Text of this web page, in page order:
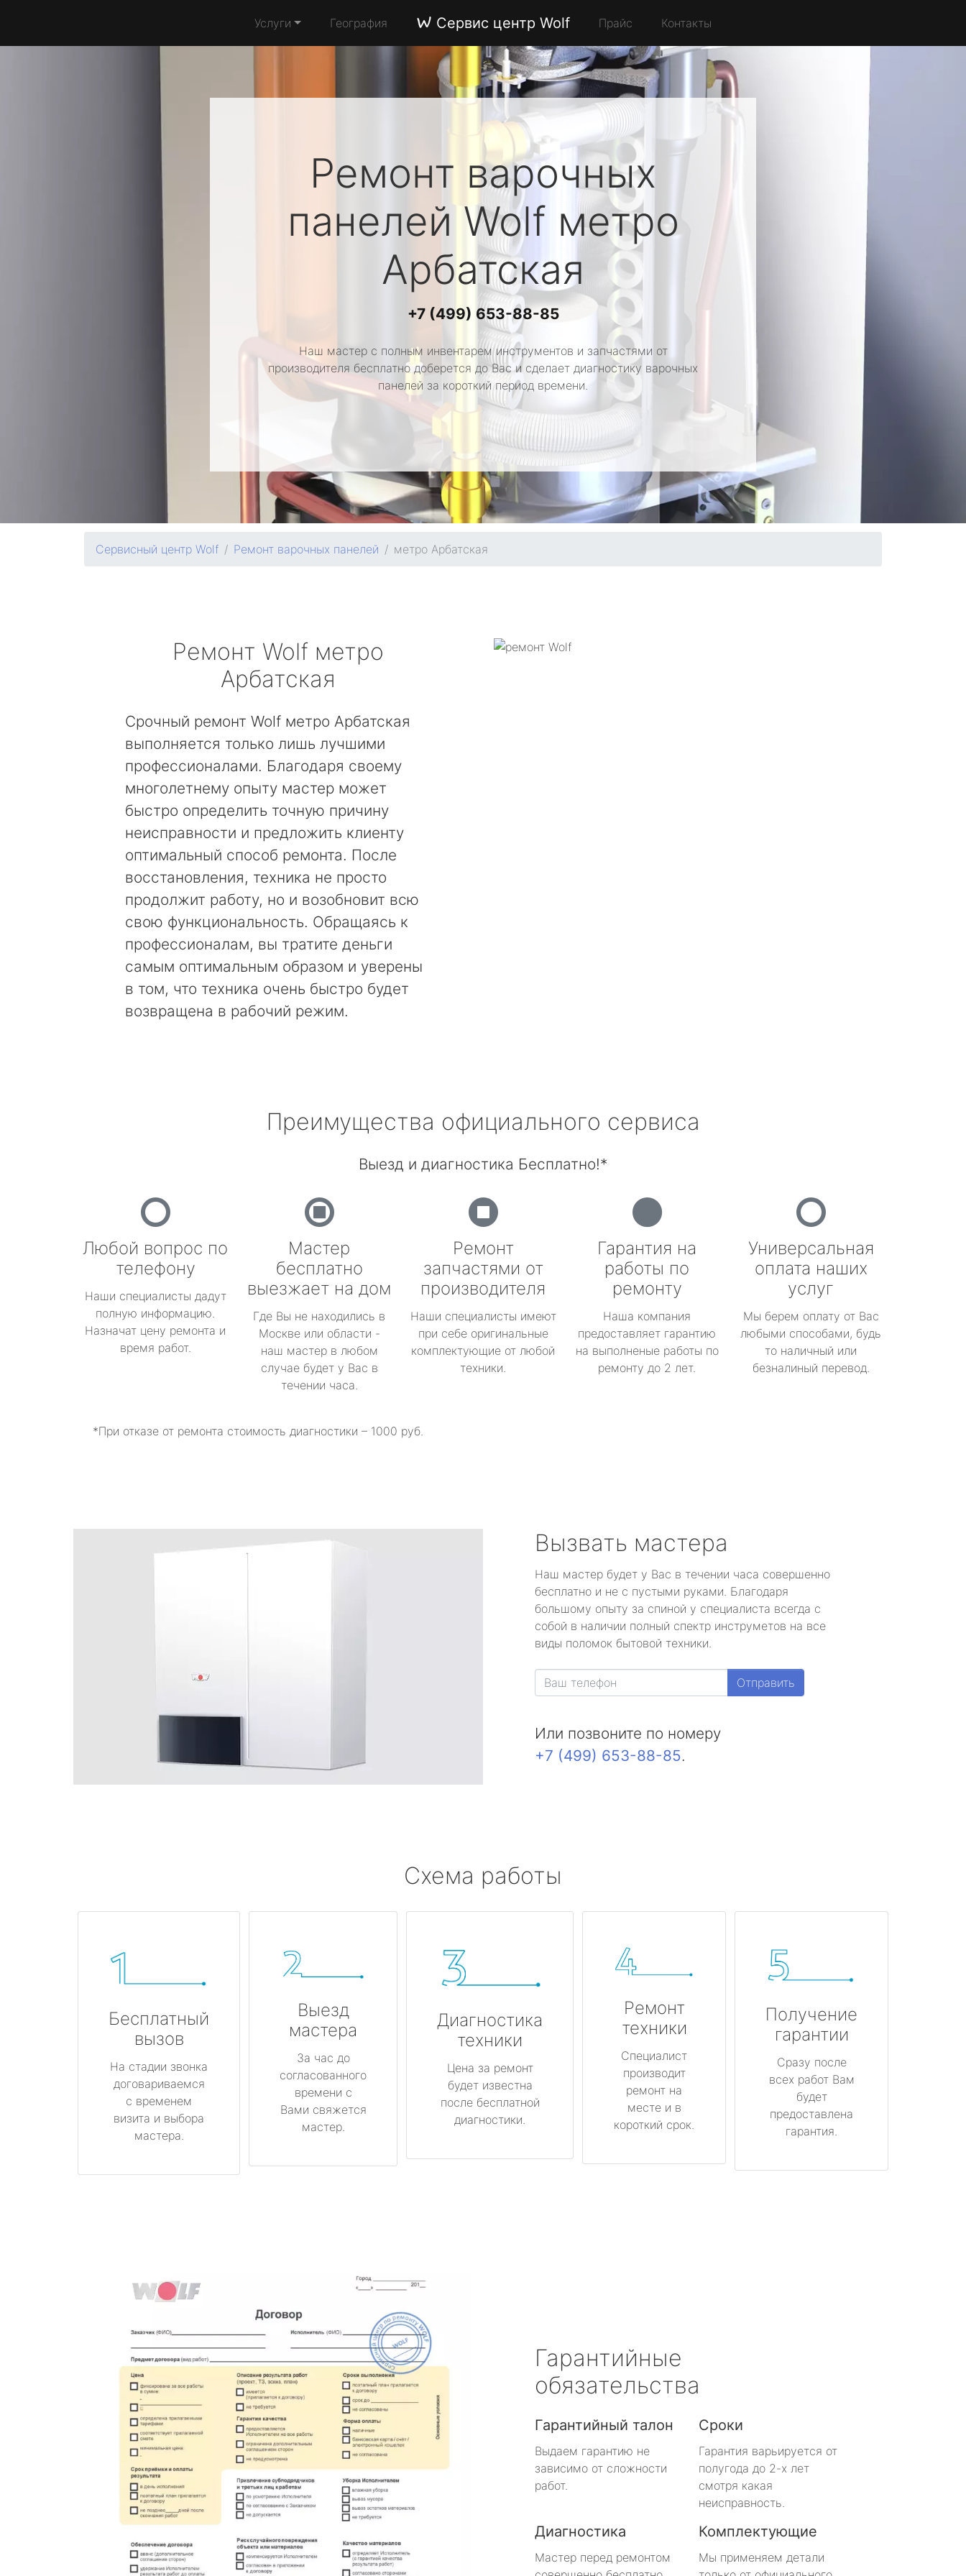
Услуги География Сервис центр Wolf Прайс Контакты
Ремонт варочных
панелей Wolf метро
Арбатская
+7 (499) 653-88-85
Наш мастер с полным инвентарем инструментов и запчастями от
производителя бесплатно доберется до Вас и сделает диагностику варочных
панелей за короткий период времени.
Сервисный центр Wolf Ремонт варочных панелей метро Арбатская
Ремонт Wolf метро
Арбатская
Срочный ремонт Wolf метро Арбатская
выполняется только лишь лучшими
профессионалами. Благодаря своему
многолетнему опыту мастер может
быстро определить точную причину
неисправности и предложить клиенту
оптимальный способ ремонта. После
восстановления, техника не просто
продолжит работу, но и возобновит всю
свою функциональность. Обращаясь к
профессионалам, вы тратите деньги
самым оптимальным образом и уверены
в том, что техника очень быстро будет
возвращена в рабочий режим.
Преимущества официального сервиса
Выезд и диагностика Бесплатно!*
Любой вопрос по
телефону
Наши специалисты дадут
полную информацию.
Назначат цену ремонта и
время работ.
Мастер
бесплатно
выезжает на дом
Где Вы не находились в
Москве или области -
наш мастер в любом
случае будет у Вас в
течении часа.
Ремонт
запчастями от
производителя
Наши специалисты имеют
при себе оригинальные
комплектующие от любой
техники.
Гарантия на
работы по
ремонту
Наша компания
предоставляет гарантию
на выполненые работы по
ремонту до 2 лет.
Универсальная
оплата наших
услуг
Мы берем оплату от Вас
любыми способами, будь
то наличный или
безналиный перевод.
*При отказе от ремонта стоимость диагностики – 1000 руб.
Вызвать мастера
Наш мастер будет у Вас в течении часа совершенно
бесплатно и не с пустыми руками. Благодаря
большому опыту за спиной у специалиста всегда с
собой в наличии полный спектр инструметов на все
виды поломок бытовой техники.
Отправить
Или позвоните по номеру
+7 (499) 653-88-85.
Схема работы
Бесплатный
вызов
На стадии звонка
договариваемся
с временем
визита и выбора
мастера.
Выезд
мастера
За час до
согласованного
времени с
Вами свяжется
мастер.
Диагностика
техники
Цена за ремонт
будет известна
после бесплатной
диагностики.
Ремонт
техники
Специалист
производит
ремонт на
месте и в
короткий срок.
Получение
гарантии
Сразу после
всех работ Вам
будет
предоставлена
гарантия.
Гарантийные
обязательства
Гарантийный талон
Выдаем гарантию не
зависимо от сложности
работ.
Сроки
Гарантия варьируется от
полугода до 2-х лет
смотря какая
неисправность.
Диагностика
Мастер перед ремонтом
Комплектующие
Мы применяем детали